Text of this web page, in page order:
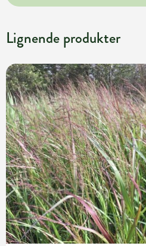
Lignende produkter